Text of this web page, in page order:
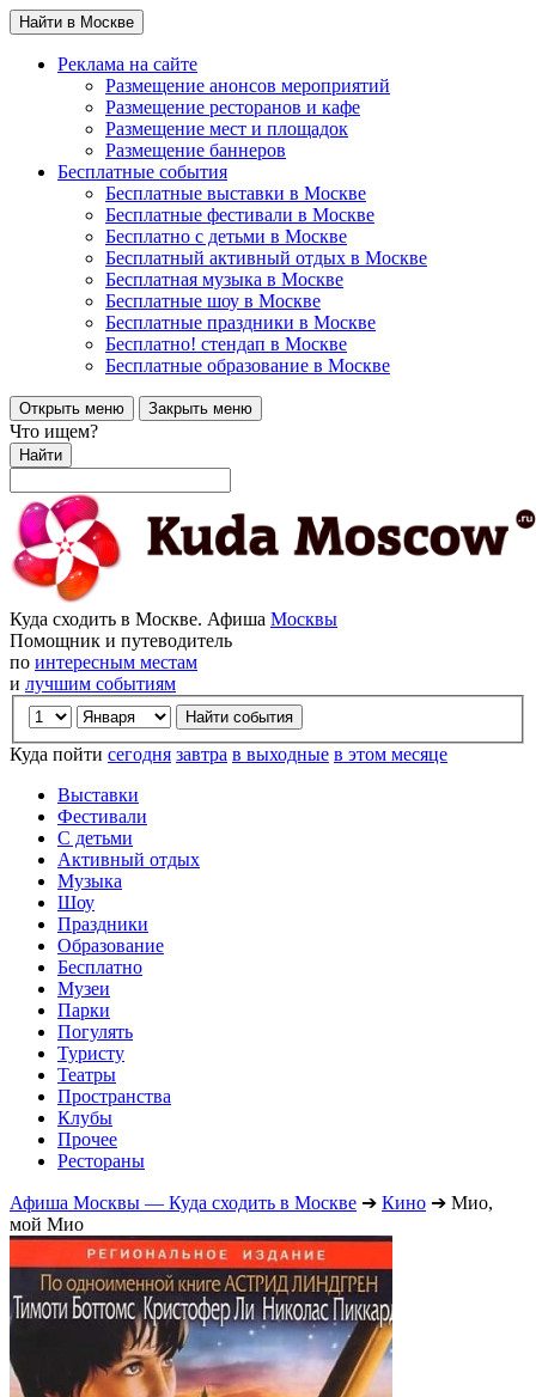
Найти в Москве
Реклама на сайте
Размещение анонсов мероприятий
Размещение ресторанов и кафе
Размещение мест и площадок
Размещение баннеров
Бесплатные события
Бесплатные выставки в Москве
Бесплатные фестивали в Москве
Бесплатно с детьми в Москве
Бесплатный активный отдых в Москве
Бесплатная музыка в Москве
Бесплатные шоу в Москве
Бесплатные праздники в Москве
Бесплатно! стендап в Москве
Бесплатные образование в Москве
Открыть меню Закрыть меню
Что ищем?
Найти
Куда сходить в Москве. Афиша Москвы
Помощник и путеводитель
по интересным местам
и лучшим событиям
Куда пойти сегодня завтра в выходные в этом месяце
Выставки
Фестивали
С детьми
Активный отдых
Музыка
Шоу
Праздники
Образование
Бесплатно
Музеи
Парки
Погулять
Туристу
Театры
Пространства
Клубы
Прочее
Рестораны
Афиша Москвы — Куда сходить в Москве ➔ Кино ➔ Мио,
мой Мио